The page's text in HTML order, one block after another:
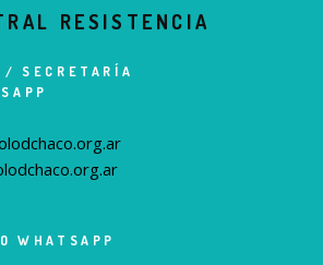
RESISTENCIA
/ SECRETARÍA
WHATSAPP